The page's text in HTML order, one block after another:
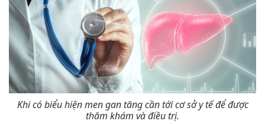
Khi có biểu hiện men gan tăng cần tới cơ sở y tế để được
thăm khám và điều trị.